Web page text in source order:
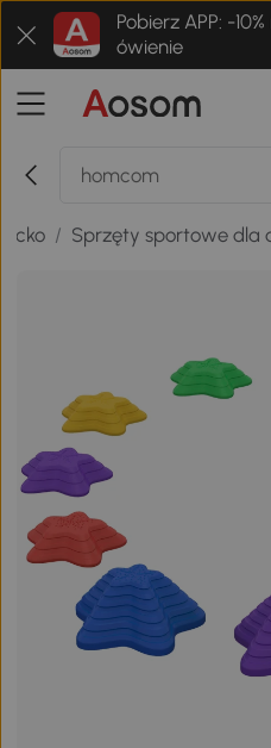
Pobierz APP: -
ówienie
/ Sprzęty sportowe dla